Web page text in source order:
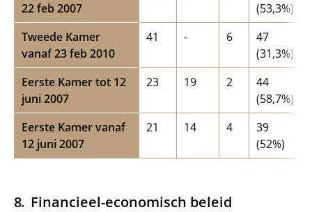
22 feb 2007
(53,3%)
Tweede Kamer
vanaf 23 feb 2010
41 - 6
47
(31,3%)
Eerste Kamer tot 12
juni 2007
23 19 2
44
(58,7%)
Eerste Kamer vanaf
12 juni 2007
21 14 4
39
(52%)
Financieel-economisch beleid